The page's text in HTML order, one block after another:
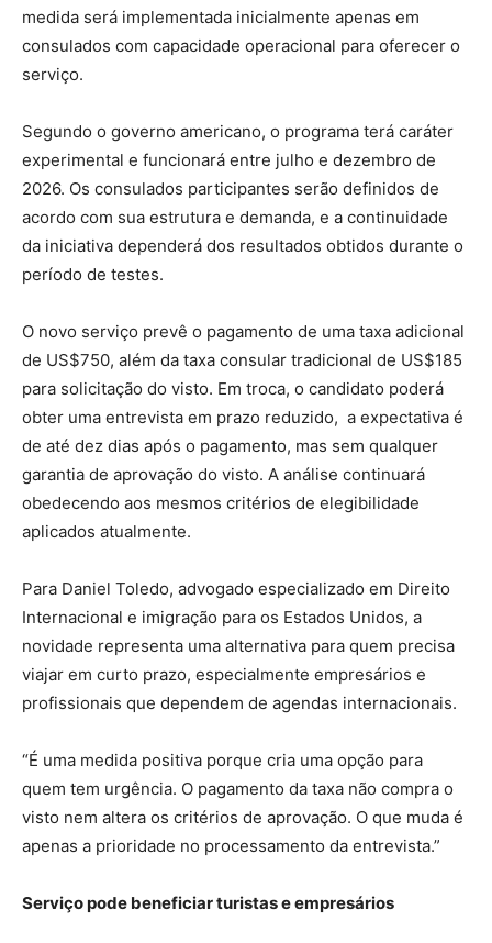
medida será implementada inicialmente apenas em
consulados com capacidade operacional para oferecer o
serviço.
Segundo o governo americano, o programa terá caráter
experimental e funcionará entre julho e dezembro de
2026. Os consulados participantes serão definidos de
acordo com sua estrutura e demanda, e a continuidade
da iniciativa dependerá dos resultados obtidos durante o
período de testes.
O novo serviço prevê o pagamento de uma taxa adicional
de US$750, além da taxa consular tradicional de US$185
para solicitação do visto. Em troca, o candidato poderá
obter uma entrevista em prazo reduzido, a expectativa é
de até dez dias após o pagamento, mas sem qualquer
garantia de aprovação do visto. A análise continuará
obedecendo aos mesmos critérios de elegibilidade
aplicados atualmente.
Para Daniel Toledo, advogado especializado em Direito
Internacional e imigração para os Estados Unidos, a
novidade representa uma alternativa para quem precisa
viajar em curto prazo, especialmente empresários e
profissionais que dependem de agendas internacionais.
“É uma medida positiva porque cria uma opção para
quem tem urgência. O pagamento da taxa não compra o
visto nem altera os critérios de aprovação. O que muda é
apenas a prioridade no processamento da entrevista.”
Serviço pode beneficiar turistas e empresários